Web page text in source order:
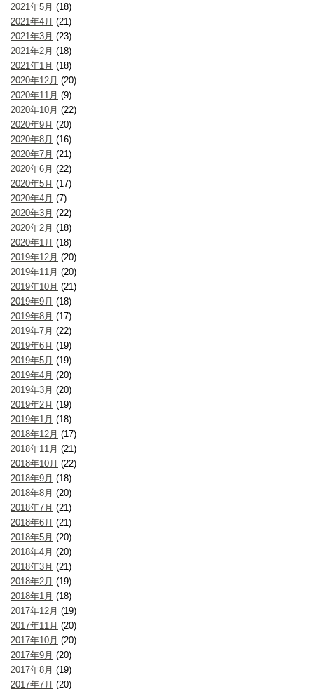
2021年5月 (18)
2021年4月 (21)
2021年3月 (23)
2021年2月 (18)
2021年1月 (18)
2020年12月 (20)
2020年11月 (9)
2020年10月 (22)
2020年9月 (20)
2020年8月 (16)
2020年7月 (21)
2020年6月 (22)
2020年5月 (17)
2020年4月 (7)
2020年3月 (22)
2020年2月 (18)
2020年1月 (18)
2019年12月 (20)
2019年11月 (20)
2019年10月 (21)
2019年9月 (18)
2019年8月 (17)
2019年7月 (22)
2019年6月 (19)
2019年5月 (19)
2019年4月 (20)
2019年3月 (20)
2019年2月 (19)
2019年1月 (18)
2018年12月 (17)
2018年11月 (21)
2018年10月 (22)
2018年9月 (18)
2018年8月 (20)
2018年7月 (21)
2018年6月 (21)
2018年5月 (20)
2018年4月 (20)
2018年3月 (21)
2018年2月 (19)
2018年1月 (18)
2017年12月 (19)
2017年11月 (20)
2017年10月 (20)
2017年9月 (20)
2017年8月 (19)
2017年7月 (20)